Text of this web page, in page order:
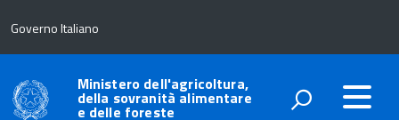
Governo Italiano
Ministero dell'agricoltura,
della sovranità alimentare
e delle foreste